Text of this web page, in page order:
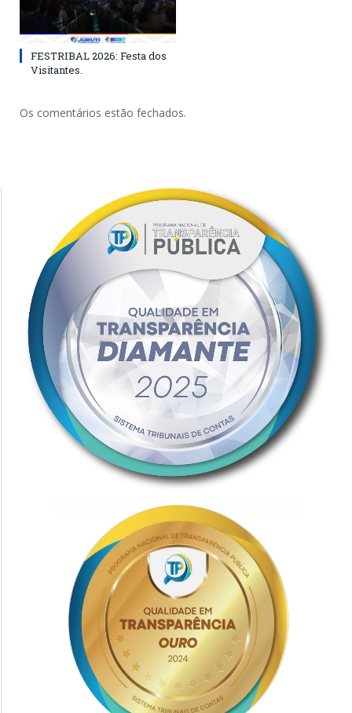
FESTRIBAL 2026: Festa dos
Visitantes.
Os comentários estão fechados.